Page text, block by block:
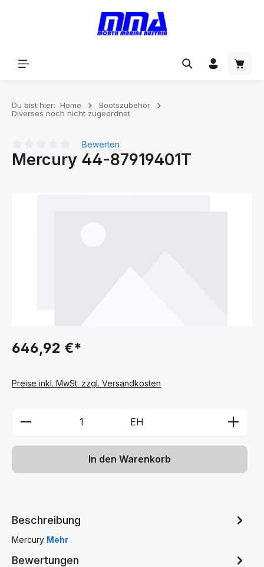
Du bist hier: Home
Bootszubehör
Diverses noch nicht zugeordnet
Durchschnittliche Bewertung von 0 von 5 Sternen
Bewerten
Mercury 44-87919401T
646,92 €*
Preise inkl. MwSt. zzgl. Versandkosten
Produkt Anzahl: Gib den
EH
In den Warenkorb
Beschreibung
Mercury Mehr
Bewertungen